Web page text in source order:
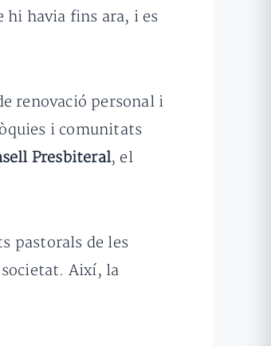
hi havia fins ara, i es
renovació personal i
i comunitats
Presbiteral, el
pastorals de les
Així, la